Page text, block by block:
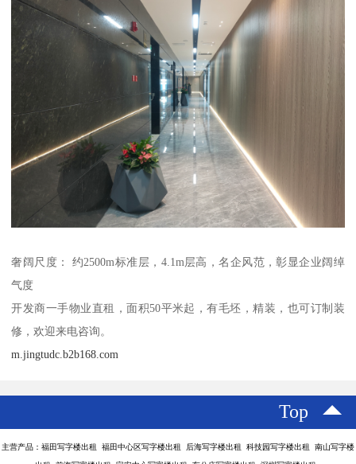
奢阔尺度： 约2500m标准层，4.1m层高，名企风范，彰显企业阔绰
气度
开发商一手物业直租，面积50平米起，有毛坯，精装，也可订制装
修，欢迎来电咨询。
m.jingtudc.b2b168.com
Top
主营产品：福田写字楼出租 福田中心区写字楼出租 后海写字楼出租 科技园写字楼出租 南山写字楼